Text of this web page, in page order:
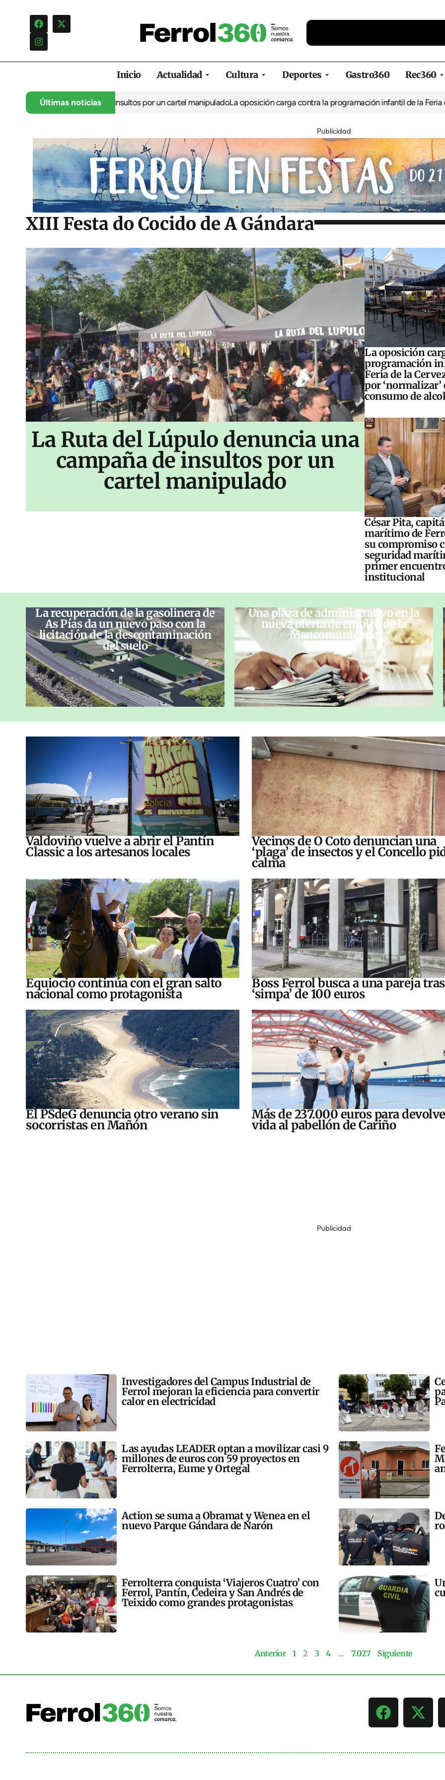
Inicio Actualidad Cultura Deportes Gastro360 Rec360
Últimas noticias
una campaña de insultos por un cartel manipuladoLa oposición carga contra la programación infantil de la Feria de la
Publicidad
XIII Festa do Cocido de A Gándara
La Ruta del Lúpulo denuncia una
campaña de insultos por un
cartel manipulado
La oposición
programación
Feria de la
por ‘normalizar’
consumo de
César Pita,
marítimo de
su compromiso
seguridad
primer
institucional
La recuperación de la gasolinera de
As Pías da un nuevo paso con la
licitación de la descontaminación
del suelo
Una plaza de administrativo en la
nueva oferta de empleo de la
Mancomunidade
Valdoviño vuelve a abrir el Pantín
Classic a los artesanos locales
Vecinos de O Coto denuncian una
‘plaga’ de insectos y el Concello
calma
Equiocio continúa con el gran salto
nacional como protagonista
Boss Ferrol busca a una pareja
‘simpa’ de 100 euros
El PSdeG denuncia otro verano sin
socorristas en Mañón
Más de 237.000 euros para
vida al pabellón de Cariño
Publicidad
Investigadores del Campus Industrial de
Ferrol mejoran la eficiencia para convertir
calor en electricidad
Las ayudas LEADER optan a movilizar casi 9
millones de euros con 59 proyectos en
Ferrolterra, Eume y Ortegal
Action se suma a Obramat y Wenea en el
nuevo Parque Gándara de Narón
Ferrolterra conquista ‘Viajeros Cuatro’ con
Ferrol, Pantín, Cedeira y San Andrés de
Teixido como grandes protagonistas
Anterior 1 2 3 4 … 7.027 Siguiente